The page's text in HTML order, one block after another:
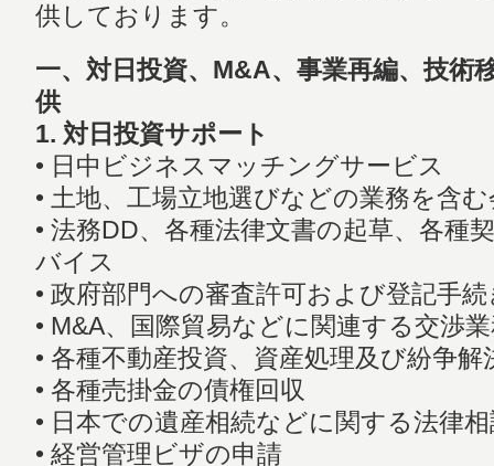
供しております。
一、対日投資、M&A、事業再編、技術
供
1. 対日投資サポート
• 日中ビジネスマッチングサービス
• 土地、工場立地選びなどの業務を含
• 法務DD、各種法律文書の起草、各種
バイス
• 政府部門への審査許可および登記手続
• M&A、国際貿易などに関連する交渉
• 各種不動産投資、資産処理及び紛争解
• 各種売掛金の債権回収
• 日本での遺産相続などに関する法律
• 経営管理ビザの申請